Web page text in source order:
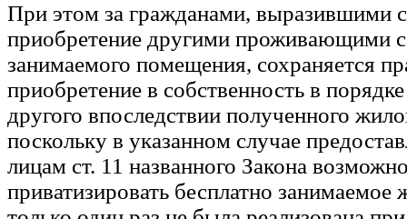
При этом за гражданами, выразившими
приобретение другими проживающими
занимаемого помещения, сохраняется
приобретение в собственность в
другого впоследствии полученного
поскольку в указанном случае
лицам ст. 11 названного Закона
приватизировать бесплатно